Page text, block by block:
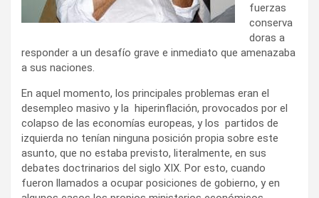
fuerzas
conserva
doras a
responder a un desafío grave e inmediato que amenazaba
a sus naciones.
En aquel momento, los principales problemas eran el
desempleo masivo y la hiperinflación, provocados por el
colapso de las economías europeas, y los partidos de
izquierda no tenían ninguna posición propia sobre este
asunto, que no estaba previsto, literalmente, en sus
debates doctrinarios del siglo XIX. Por esto, cuando
fueron llamados a ocupar posiciones de gobierno, y en